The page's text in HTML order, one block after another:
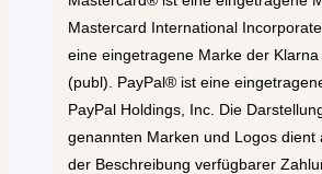
Mastercard International
eine eingetragene Marke der Klarna
(publ). PayPal® ist eine
PayPal Holdings, Inc. Die
genannten Marken und Logos dient
der Beschreibung verfügbarer